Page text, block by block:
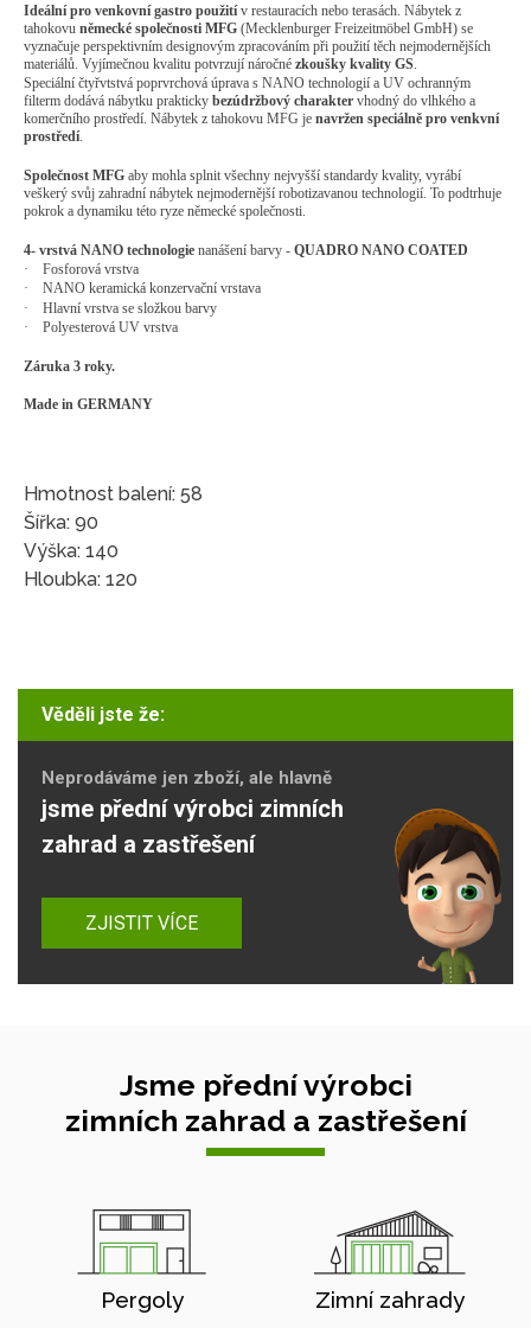
Ideální pro venkovní gastro použitív restauracích nebo terasách. Nábytek z
tahokovu německé společnosti MFG (Mecklenburger Freizeitmöbel GmbH) se
vyznačuje perspektivním designovým zpracováním při použití těch nejmodernějších
materiálů. Vyjímečnou kvalitu potvrzují náročné zkoušky kvality GS.
Speciální čtyřvtstvá poprvrchová úprava s NANO technologií a UV ochranným
filterm dodává nábytku prakticky bezúdržbový charakter vhodný do vlhkého a
komerčního prostředí. Nábytek z tahokovu MFG je navržen speciálně pro venkvní
prostředí.
Společnost MFG aby mohla splnit všechny nejvyšší standardy kvality, vyrábí
veškerý svůj zahradní nábytek nejmodernější robotizavanou technologií. To podtrhuje
pokrok a dynamiku této ryze německé společnosti.
4- vrstvá NANO technologie nanášení barvy - QUADRO NANO COATED
·
Fosforová vrstva
·
NANO keramická konzervační vrstava
·
Hlavní vrstva se složkou barvy
·
Polyesterová UV vrstva
Záruka 3 roky.
Made in GERMANY
Hmotnost balení: 58
Šířka: 90
Výška: 140
Hloubka: 120
Věděli jste že:
Neprodáváme jen zboží, ale hlavně
jsme přední výrobci zimních
zahrad a zastřešení
ZJISTIT VÍCE
Jsme přední výrobci
zimních zahrad a zastřešení
Pergoly Zimní zahrady